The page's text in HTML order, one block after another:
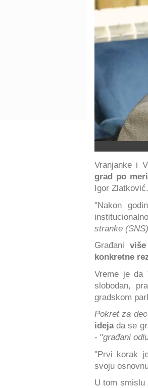
Vranjanke i
grad po
Igor Zlatković.
"Nakon
stranke (SNS)
Građani
konkretne
Vreme je da
slobodan,
gradskom
Pokret za
idejada se
- "građani
"Prvi korak
svoju
U tom smislu